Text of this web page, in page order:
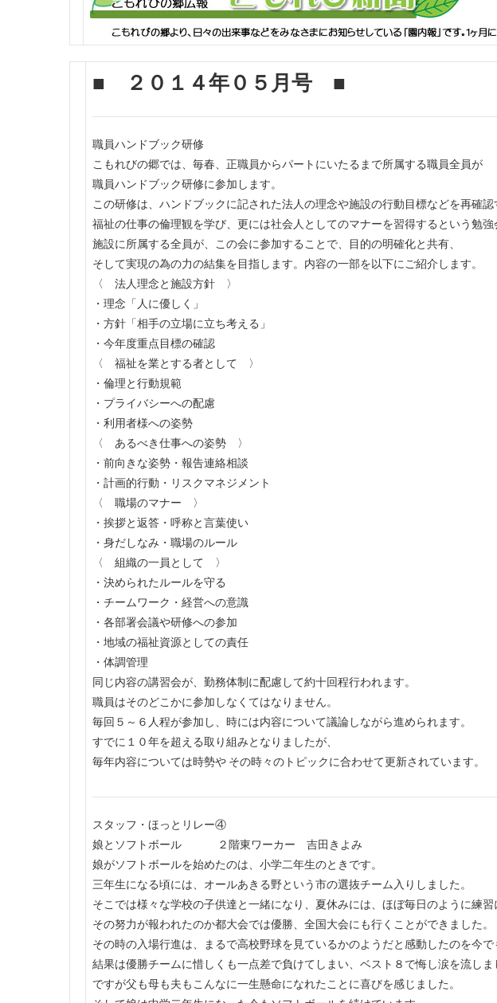
■ ２０１４年０５月号 ■
職員ハンドブック研修
こもれびの郷では、毎春、正職員からパートにいたるまで所属する職員全員が
職員ハンドブック研修に参加します。
この研修は、ハンドブックに記された法人の理念や施設の行動目標などを再確認
福祉の仕事の倫理観を学び、更には社会人としてのマナーを習得するという勉強
施設に所属する全員が、この会に参加することで、目的の明確化と共有、
そして実現の為の力の結集を目指します。内容の一部を以下にご紹介します。
〈 法人理念と施設方針 〉
・理念「人に優しく」
・方針「相手の立場に立ち考える」
・今年度重点目標の確認
〈 福祉を業とする者として 〉
・倫理と行動規範
・プライバシーへの配慮
・利用者様への姿勢
〈 あるべき仕事への姿勢 〉
・前向きな姿勢・報告連絡相談
・計画的行動・リスクマネジメント
〈 職場のマナー 〉
・挨拶と返答・呼称と言葉使い
・身だしなみ・職場のルール
〈 組織の一員として 〉
・決められたルールを守る
・チームワーク・経営への意識
・各部署会議や研修への参加
・地域の福祉資源としての責任
・体調管理
同じ内容の講習会が、勤務体制に配慮して約十回程行われます。
職員はそのどこかに参加しなくてはなりません。
毎回５～６人程が参加し、時には内容について議論しながら進められます。
すでに１０年を超える取り組みとなりましたが、
毎年内容については時勢や その時々のトピックに合わせて更新されています。
スタッフ・ほっとリレー④
娘とソフトボール ２階東ワーカー 吉田きよみ
娘がソフトボールを始めたのは、小学二年生のときです。
三年生になる頃には、オールあきる野という市の選抜チーム入りしました。
そこでは様々な学校の子供達と一緒になり、夏休みには、ほぼ毎日のように練習
その努力が報われたのか都大会では優勝、全国大会にも行くことができました。
その時の入場行進は、まるで高校野球を見ているかのようだと感動したのを今で
結果は優勝チームに惜しくも一点差で負けてしまい、ベスト８で悔し涙を流しま
ですが父も母も夫もこんなに一生懸命になれたことに喜びを感じました。